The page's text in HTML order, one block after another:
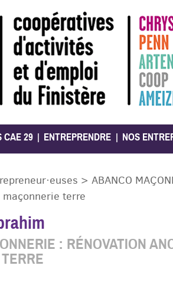
CAE 29 ENTREPRENDRE NOS
> ABANCO
terre
: RÉNOVATION